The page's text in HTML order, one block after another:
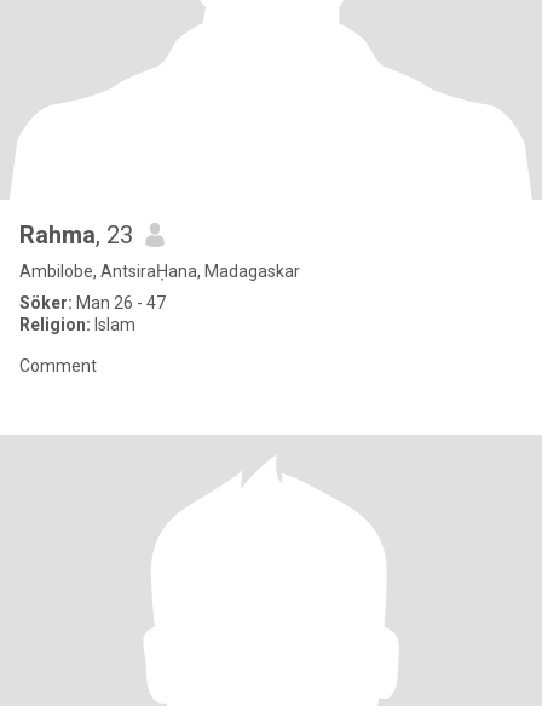
Rahma, 23
Ambilobe, AntsiraḤana, Madagaskar
Söker: Man 26 - 47
Religion: Islam
Comment